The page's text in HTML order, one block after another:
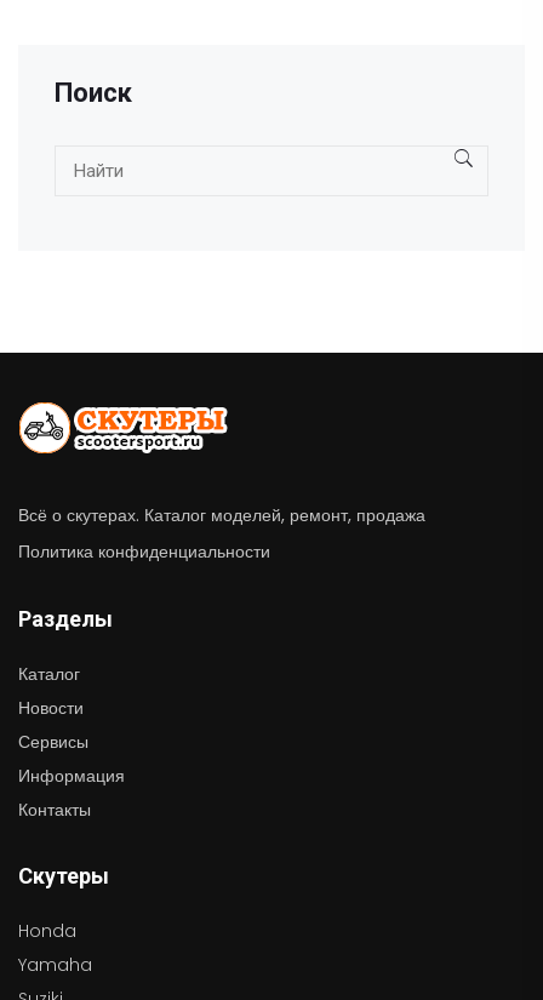
Поиск
Всё о скутерах. Каталог моделей, ремонт, продажа
Политика конфиденциальности
Разделы
Каталог
Новости
Сервисы
Информация
Контакты
Скутеры
Honda
Yamaha